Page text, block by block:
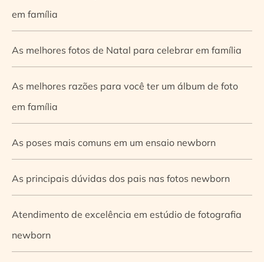
em família
As melhores fotos de Natal para celebrar em família
As melhores razões para você ter um álbum de foto
em família
As poses mais comuns em um ensaio newborn
As principais dúvidas dos pais nas fotos newborn
Atendimento de excelência em estúdio de fotografia
newborn